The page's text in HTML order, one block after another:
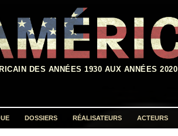
DES ANNÉES 1930 AUX ANNÉES 2020
DOSSIERS RÉALISATEURS ACTEURS